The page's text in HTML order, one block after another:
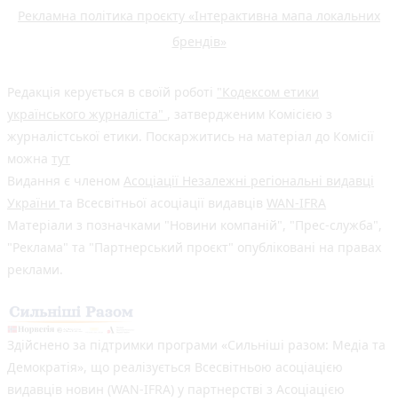
Рекламна політика проєкту «Інтерактивна мапа локальних
брендів»
Редакція керується в своїй роботі "Кодексом етики
українського журналіста" , затвердженим Комісією з
журналістської етики. Поскаржитись на матеріал до Комісії
можна тут
Видання є членом Асоціації Незалежні регіональні видавці
України та Всесвітньої асоціації видавців WAN-IFRA
Матеріали з позначками "Новини компаній", "Прес-служба",
"Реклама" та "Партнерський проєкт" опубліковані на правах
реклами.
Здійснено за підтримки програми «Сильніші разом: Медіа та
Демократія», що реалізується Всесвітньою асоціацією
видавців новин (WAN-IFRA) у партнерстві з Асоціацією